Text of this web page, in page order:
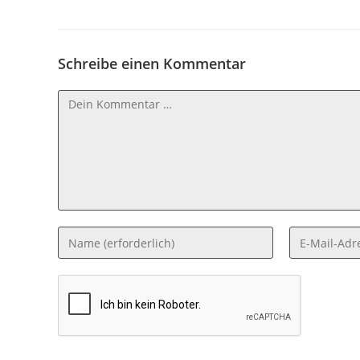
Schreibe einen Kommentar
Kommentar
Gib
deinen
Namen
oder
Benutzernamen
zum
Gib
deine
E-
Adresse
zum